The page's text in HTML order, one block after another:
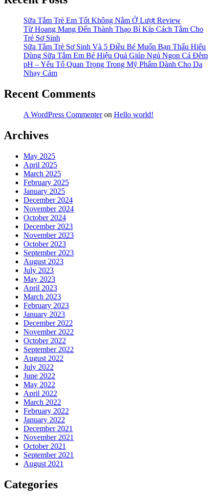
Sữa Tắm Trẻ Em Tốt Không Nằm Ở Lượt Review
Từ Hoang Mang Đến Thành Thạo Bí Kíp Cách Tắm Cho
Trẻ Sơ Sinh
Sữa Tắm Trẻ Sơ Sinh Và 5 Điều Bé Muốn Bạn Thấu Hiểu
Dùng Sữa Tắm Em Bé Hiệu Quả Giúp Ngủ Ngon Cả Đêm
pH – Yếu Tố Quan Trọng Trong Mỹ Phẩm Dành Cho Da
Nhạy Cảm
Recent Comments
A WordPress Commenteron Hello world!
Archives
May 2025
April 2025
March 2025
February 2025
January 2025
December 2024
November 2024
October 2024
December 2023
November 2023
October 2023
September 2023
August 2023
July 2023
May 2023
April 2023
March 2023
February 2023
January 2023
December 2022
November 2022
October 2022
September 2022
August 2022
July 2022
June 2022
May 2022
April 2022
March 2022
February 2022
January 2022
December 2021
November 2021
October 2021
September 2021
August 2021
Categories